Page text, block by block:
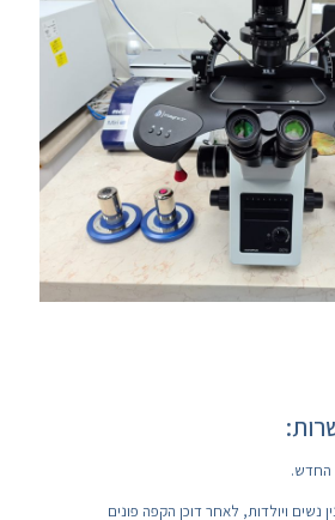
נשים ויולדות, לאחר דוכן הקפה פונים